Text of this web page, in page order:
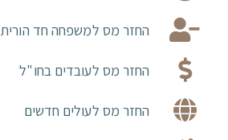
החזר מס למשפחה חד הורית
החזר מס לעובדים בחו"ל
החזר מס לעולים חדשים